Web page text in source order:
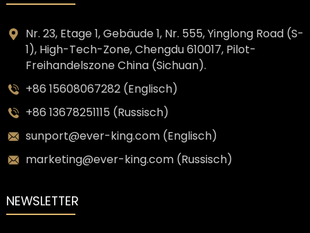
Nr. 23, Etage 1, Gebäude 1, Nr. 555, Yinglong Road (S-
1), High-Tech-Zone, Chengdu 610017, Pilot-
Freihandelszone China (Sichuan).
+86 15608067282 (Englisch)
+86 13678251115 (Russisch)
sunport@ever-king.com (Englisch)
marketing@ever-king.com (Russisch)
NEWSLETTER